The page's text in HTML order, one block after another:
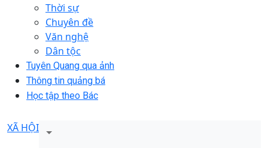
Thời sự
Chuyên đề
Văn nghệ
Dân tộc
Tuyên Quang qua ảnh
Thông tin quảng bá
Học tập theo Bác
XÃ HỘI